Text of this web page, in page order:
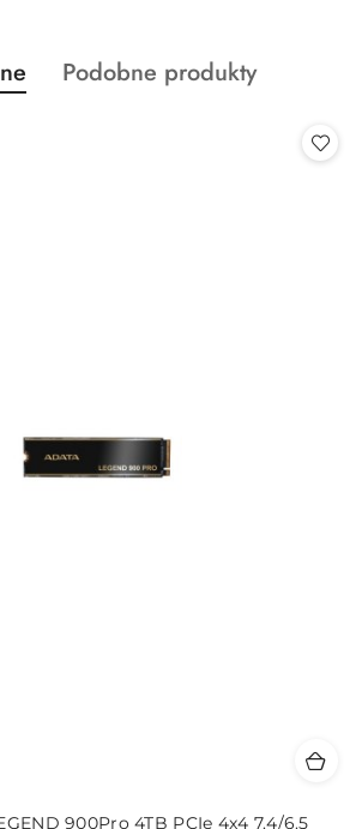
produktów
Produkty
Podobne produkty
900Pro 4TB PCIe 4x4 7.4/6.5